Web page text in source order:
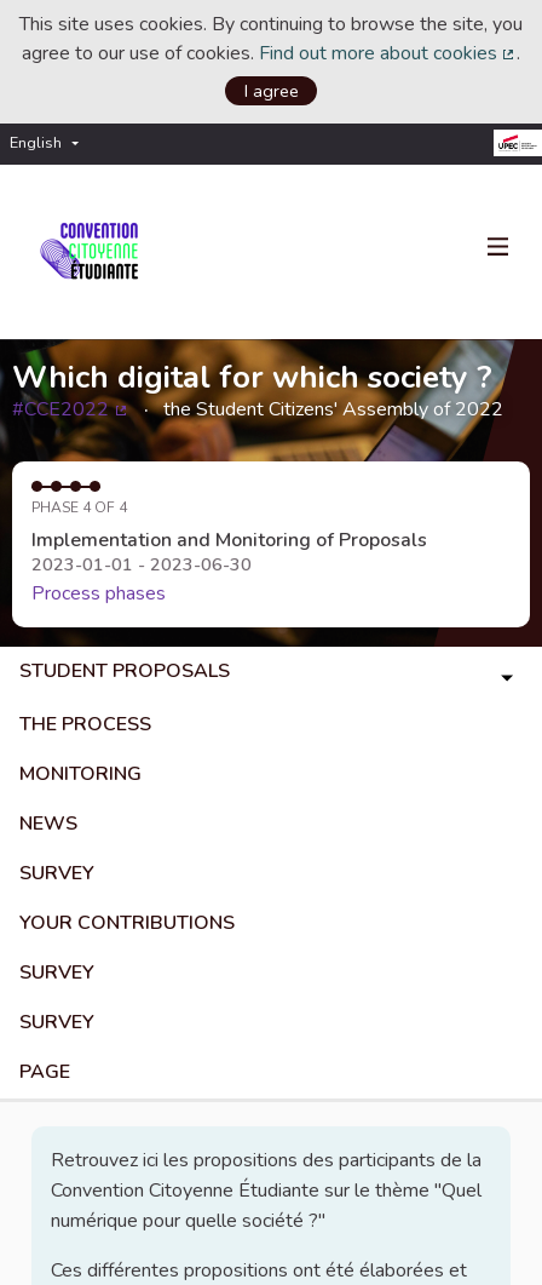
This site uses cookies. By continuing to browse the site, you
agree to our use of cookies. Find out more about cookies .
I agree
English Choisir la langue
Which digital for which society ?
#CCE2022
(External link)
the Student Citizens' Assembly of 2022
PHASE 4 OF 4
Implementation and Monitoring of Proposals
2023-01-01 - 2023-06-30
Process phases
STUDENT PROPOSALS
THE PROCESS
MONITORING
NEWS
SURVEY
YOUR CONTRIBUTIONS
SURVEY
SURVEY
PAGE
Retrouvez ici les propositions des participants de la
Convention Citoyenne Étudiante sur le thème "Quel
numérique pour quelle société ?"
Ces différentes propositions ont été élaborées et